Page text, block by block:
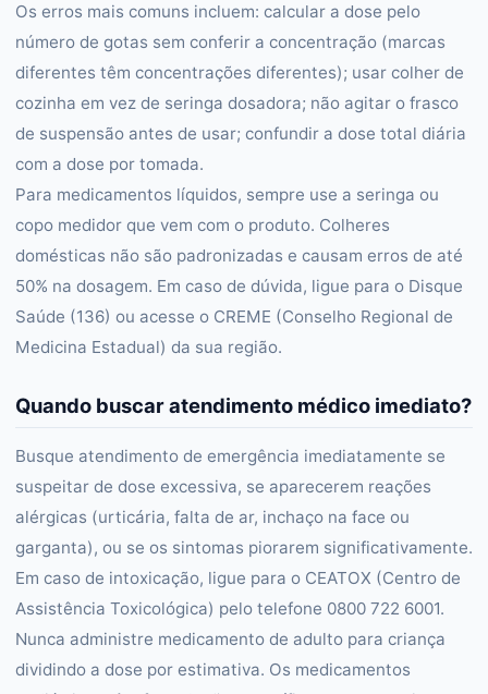
Os erros mais comuns incluem: calcular a dose pelo
número de gotas sem conferir a concentração (marcas
diferentes têm concentrações diferentes); usar colher de
cozinha em vez de seringa dosadora; não agitar o frasco
de suspensão antes de usar; confundir a dose total diária
com a dose por tomada.
Para medicamentos líquidos, sempre use a seringa ou
copo medidor que vem com o produto. Colheres
domésticas não são padronizadas e causam erros de até
50% na dosagem. Em caso de dúvida, ligue para o Disque
Saúde (136) ou acesse o CREME (Conselho Regional de
Medicina Estadual) da sua região.
Quando buscar atendimento médico imediato?
Busque atendimento de emergência imediatamente se
suspeitar de dose excessiva, se aparecerem reações
alérgicas (urticária, falta de ar, inchaço na face ou
garganta), ou se os sintomas piorarem significativamente.
Em caso de intoxicação, ligue para o CEATOX (Centro de
Assistência Toxicológica) pelo telefone 0800 722 6001.
Nunca administre medicamento de adulto para criança
dividindo a dose por estimativa. Os medicamentos